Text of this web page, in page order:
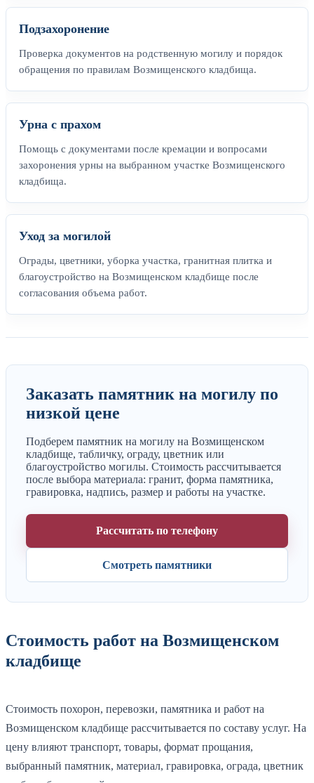
Подзахоронение
Проверка документов на родственную могилу и порядок
обращения по правилам Возмищенского кладбища.
Урна с прахом
Помощь с документами после кремации и вопросами
захоронения урны на выбранном участке Возмищенского
кладбища.
Уход за могилой
Ограды, цветники, уборка участка, гранитная плитка и
благоустройство на Возмищенском кладбище после
согласования объема работ.
Заказать памятник на могилу по
низкой цене
Подберем памятник на могилу на Возмищенском
кладбище, табличку, ограду, цветник или
благоустройство могилы. Стоимость рассчитывается
после выбора материала: гранит, форма памятника,
гравировка, надпись, размер и работы на участке.
Рассчитать по телефону
Смотреть памятники
Стоимость работ на Возмищенском
кладбище
Стоимость похорон, перевозки, памятника и работ на
Возмищенском кладбище рассчитывается по составу услуг. На
цену влияют транспорт, товары, формат прощания,
выбранный памятник, материал, гравировка, ограда, цветник